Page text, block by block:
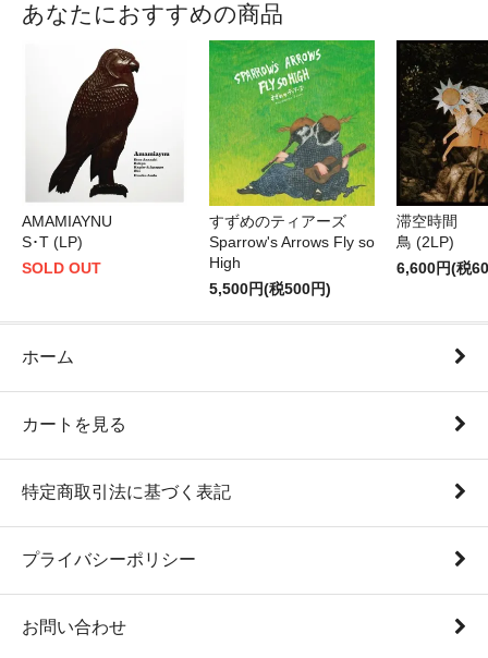
あなたにおすすめの商品
AMAMIAYNU
S･T (LP)
SOLD OUT
すずめのティアーズ
Sparrow's Arrows Fly so
High
5,500円(税500円)
滞空時間
鳥 (2LP)
6,600円(税
ホーム
カートを見る
特定商取引法に基づく表記
プライバシーポリシー
お問い合わせ